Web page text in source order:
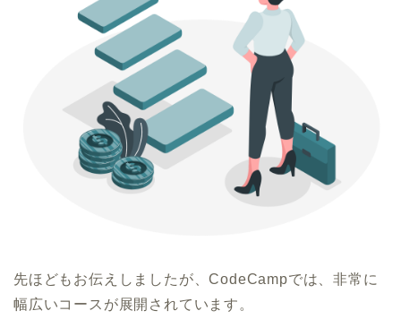
先ほどもお伝えしましたが、CodeCampでは、非常に
幅広いコースが展開されています。